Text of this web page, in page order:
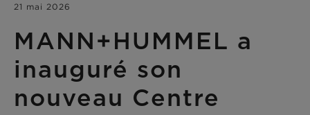
21 mai 2026
MANN+HUMMEL a
inauguré son
nouveau Centre